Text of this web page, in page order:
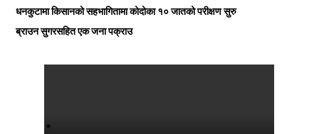
धनकुटामा किसानको सहभागितामा कोदोका १० जातको परीक्षण सुरु
ब्राउन सुगरसहित एक जना पक्राउ